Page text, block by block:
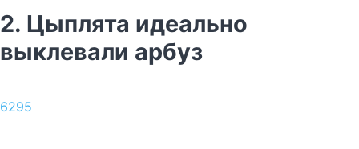
2. Цыплята идеально
выклевали арбуз
6295